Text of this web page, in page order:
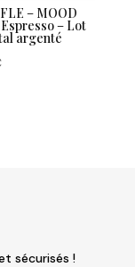
– MOOD
– Lot
argenté
sécurisés !